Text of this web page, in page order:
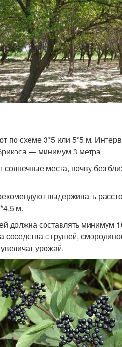
по схеме 3*5 или 5*5 м.
— минимум 3 метра.
места, почву без
выдерживать
м.
должна составлять минимум
соседства с грушей,
урожай.